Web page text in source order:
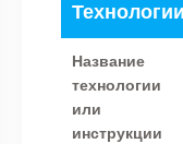
Название
технологии
или
инструкции